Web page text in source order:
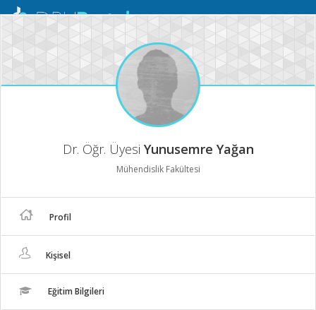
Mobil
Dr. Öğr. Üyesi Yunusemre Yağan
Mühendislik Fakültesi
Profil
Kişisel
Eğitim Bilgileri